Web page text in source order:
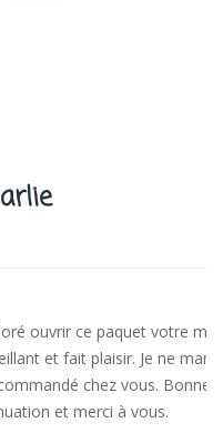
votre message est
ne manquerai pas
Bonne